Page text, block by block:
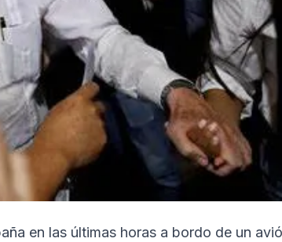
en las últimas horas a bordo de un